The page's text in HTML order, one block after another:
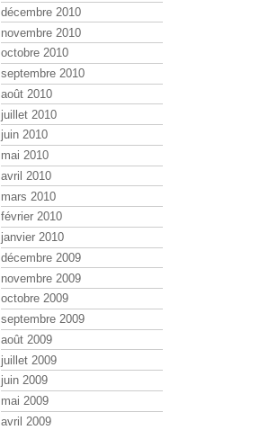
décembre 2010
novembre 2010
octobre 2010
septembre 2010
août 2010
juillet 2010
juin 2010
mai 2010
avril 2010
mars 2010
février 2010
janvier 2010
décembre 2009
novembre 2009
octobre 2009
septembre 2009
août 2009
juillet 2009
juin 2009
mai 2009
avril 2009